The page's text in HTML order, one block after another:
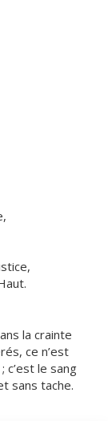
la crainte
ce n’est
c’est le sang
sans tache.